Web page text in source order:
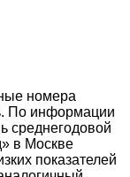
номера
По информации
среднегодовой
в Москве
показателей